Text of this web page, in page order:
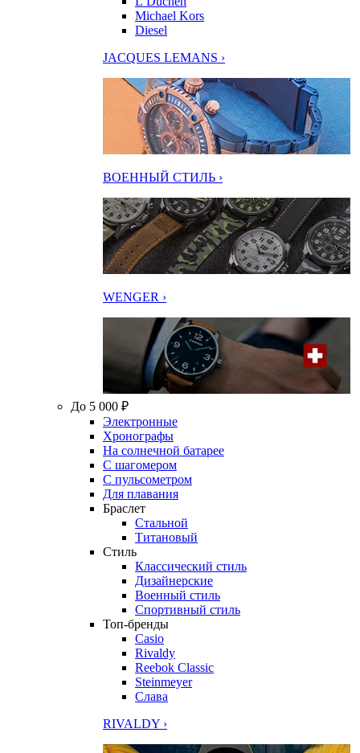
Michael Kors
Diesel
JACQUES LEMANS ›
ВОЕННЫЙ СТИЛЬ ›
WENGER ›
До 5 000 ₽
Электронные
Хронографы
На солнечной батарее
С шагомером
С пульсометром
Для плавания
Браслет
Стальной
Титановый
Стиль
Классический стиль
Дизайнерские
Военный стиль
Спортивный стиль
Топ-бренды
Casio
Rivaldy
Reebok Classic
Steinmeyer
Слава
RIVALDY ›